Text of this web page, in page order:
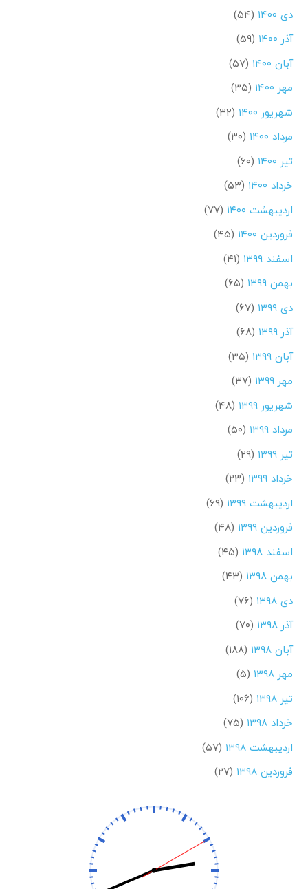
دی ۱۴۰۰
(۵۴)
آذر ۱۴۰۰
(۵۹)
آبان ۱۴۰۰
(۵۷)
مهر ۱۴۰۰
(۳۵)
شهریور ۱۴۰۰
(۳۲)
مرداد ۱۴۰۰
(۳۰)
تیر ۱۴۰۰
(۶۰)
خرداد ۱۴۰۰
(۵۳)
اردیبهشت ۱۴۰۰
(۷۷)
فروردین ۱۴۰۰
(۴۵)
اسفند ۱۳۹۹
(۴۱)
بهمن ۱۳۹۹
(۶۵)
دی ۱۳۹۹
(۶۷)
آذر ۱۳۹۹
(۶۸)
آبان ۱۳۹۹
(۳۵)
مهر ۱۳۹۹
(۳۷)
شهریور ۱۳۹۹
(۴۸)
مرداد ۱۳۹۹
(۵۰)
تیر ۱۳۹۹
(۲۹)
خرداد ۱۳۹۹
(۲۳)
اردیبهشت ۱۳۹۹
(۶۹)
فروردین ۱۳۹۹
(۴۸)
اسفند ۱۳۹۸
(۴۵)
بهمن ۱۳۹۸
(۴۳)
دی ۱۳۹۸
(۷۶)
آذر ۱۳۹۸
(۷۰)
آبان ۱۳۹۸
(۱۸۸)
مهر ۱۳۹۸
(۵)
تیر ۱۳۹۸
(۱۰۶)
خرداد ۱۳۹۸
(۷۵)
اردیبهشت ۱۳۹۸
(۵۷)
فروردین ۱۳۹۸
(۲۷)